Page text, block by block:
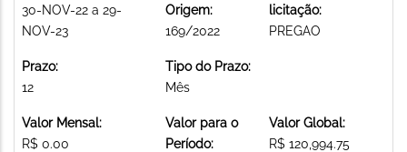
30-NOV-22 a 29-
NOV-23
Origem:
169/2022
licitação:
PREGAO
Prazo:
12
Tipo do Prazo:
Mês
Valor Mensal:
R$ 0.00
Valor para o
Período:
Valor Global:
R$ 120,994.75